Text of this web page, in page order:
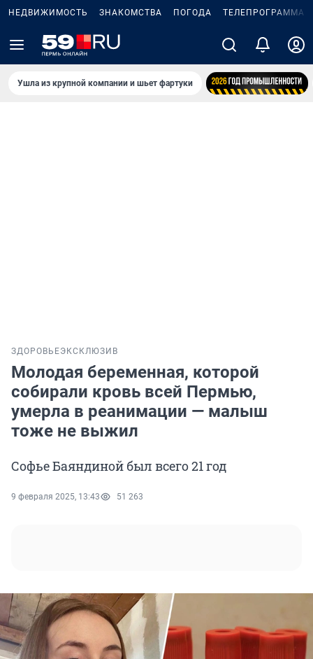
НЕДВИЖИМОСТЬ ЗНАКОМСТВА ПОГОДА ТЕЛЕПРОГРАММА
Ушла из крупной компании и шьет фартуки
ЗДОРОВЬЕЭКСКЛЮЗИВ
Молодая беременная, которой
собирали кровь всей Пермью,
умерла в реанимации — малыш
тоже не выжил
Софье Баяндиной был всего 21 год
9 февраля 2025, 13:43 51 263